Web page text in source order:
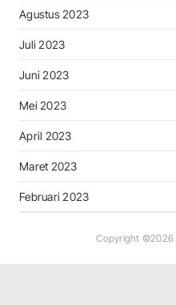
Agustus 2023
Juli 2023
Juni 2023
Mei 2023
April 2023
Maret 2023
Februari 2023
Copyright ©2026